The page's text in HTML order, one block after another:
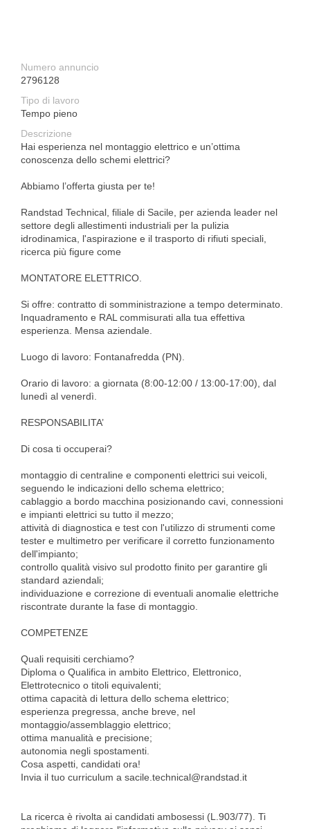
Numero annuncio
2796128
Tipo di lavoro
Tempo pieno
Descrizione
Hai esperienza nel montaggio elettrico e un’ottima
conoscenza dello schemi elettrici?
Abbiamo l’offerta giusta per te!
Randstad Technical, filiale di Sacile, per azienda leader nel
settore degli allestimenti industriali per la pulizia
idrodinamica, l'aspirazione e il trasporto di rifiuti speciali,
ricerca più figure come
MONTATORE ELETTRICO.
Si offre: contratto di somministrazione a tempo determinato.
Inquadramento e RAL commisurati alla tua effettiva
esperienza. Mensa aziendale.
Luogo di lavoro: Fontanafredda (PN).
Orario di lavoro: a giornata (8:00-12:00 / 13:00-17:00), dal
lunedì al venerdì.
RESPONSABILITA’
Di cosa ti occuperai?
montaggio di centraline e componenti elettrici sui veicoli,
seguendo le indicazioni dello schema elettrico;
cablaggio a bordo macchina posizionando cavi, connessioni
e impianti elettrici su tutto il mezzo;
attività di diagnostica e test con l'utilizzo di strumenti come
tester e multimetro per verificare il corretto funzionamento
dell'impianto;
controllo qualità visivo sul prodotto finito per garantire gli
standard aziendali;
individuazione e correzione di eventuali anomalie elettriche
riscontrate durante la fase di montaggio.
COMPETENZE
Quali requisiti cerchiamo?
Diploma o Qualifica in ambito Elettrico, Elettronico,
Elettrotecnico o titoli equivalenti;
ottima capacità di lettura dello schema elettrico;
esperienza pregressa, anche breve, nel
montaggio/assemblaggio elettrico;
ottima manualità e precisione;
autonomia negli spostamenti.
Cosa aspetti, candidati ora!
Invia il tuo curriculum a sacile.technical@randstad.it
La ricerca è rivolta ai candidati ambosessi (L.903/77). Ti